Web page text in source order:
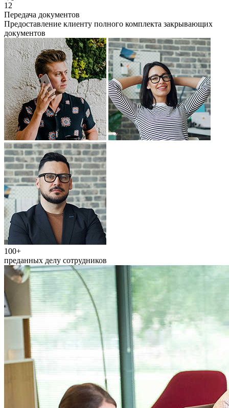
12
Передача документов
Предоставление клиенту полного комплекта закрывающих
документов
100+
преданных делу сотрудников